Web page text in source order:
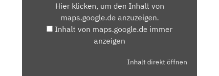
MAPS.GOOGLE.DEHier klicken, um den Inhalt von
maps.google.de anzuzeigen.
Inhalt von maps.google.de immer
anzeigen
Inhalt direkt öffnen